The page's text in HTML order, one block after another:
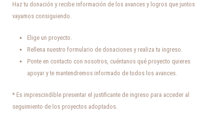
Haz tu donación y recibe información de los avances y logros que juntos
vayamos consiguiendo.
Elige un proyecto.
Rellena nuestro formulario de donaciones y realiza tu ingreso.
Ponte en contacto con nosotros, cuéntanos qué proyecto quieres
apoyar y te mantendremos informado de todos los avances.
* Es imprescindible presentar el justificante de ingreso para acceder al
seguimiento de los proyectos adoptados.